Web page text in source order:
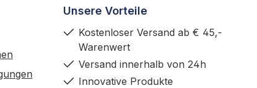
Unsere Vorteile
Kostenloser Versand ab € 45,-
Warenwert
Versand innerhalb von 24h
Innovative Produkte